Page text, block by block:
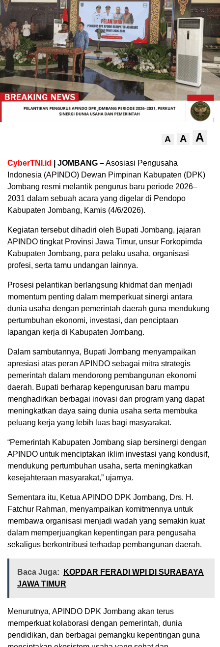
A A A
CyberTNI.id | JOMBANG –Asosiasi Pengusaha
Indonesia (APINDO) Dewan Pimpinan Kabupaten (DPK)
Jombang resmi melantik pengurus baru periode 2026–
2031 dalam sebuah acara yang digelar di Pendopo
Kabupaten Jombang, Kamis (4/6/2026).
Kegiatan tersebut dihadiri oleh Bupati Jombang, jajaran
APINDO tingkat Provinsi Jawa Timur, unsur Forkopimda
Kabupaten Jombang, para pelaku usaha, organisasi
profesi, serta tamu undangan lainnya.
Prosesi pelantikan berlangsung khidmat dan menjadi
momentum penting dalam memperkuat sinergi antara
dunia usaha dengan pemerintah daerah guna mendukung
pertumbuhan ekonomi, investasi, dan penciptaan
lapangan kerja di Kabupaten Jombang.
Dalam sambutannya, Bupati Jombang menyampaikan
apresiasi atas peran APINDO sebagai mitra strategis
pemerintah dalam mendorong pembangunan ekonomi
daerah. Bupati berharap kepengurusan baru mampu
menghadirkan berbagai inovasi dan program yang dapat
meningkatkan daya saing dunia usaha serta membuka
peluang kerja yang lebih luas bagi masyarakat.
“Pemerintah Kabupaten Jombang siap bersinergi dengan
APINDO untuk menciptakan iklim investasi yang kondusif,
mendukung pertumbuhan usaha, serta meningkatkan
kesejahteraan masyarakat,” ujarnya.
Sementara itu, Ketua APINDO DPK Jombang, Drs. H.
Fatchur Rahman, menyampaikan komitmennya untuk
membawa organisasi menjadi wadah yang semakin kuat
dalam memperjuangkan kepentingan para pengusaha
sekaligus berkontribusi terhadap pembangunan daerah.
Baca Juga:
KOPDAR FERADI WPI DI SURABAYA
JAWA TIMUR
Menurutnya, APINDO DPK Jombang akan terus
memperkuat kolaborasi dengan pemerintah, dunia
pendidikan, dan berbagai pemangku kepentingan guna